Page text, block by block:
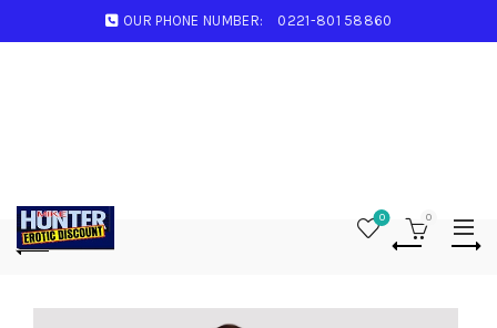
OUR PHONE NUMBER: 0221-801 58860
0 0